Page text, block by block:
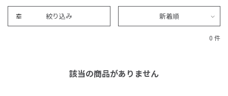
絞り込み 新着順
0 件
該当の商品がありません